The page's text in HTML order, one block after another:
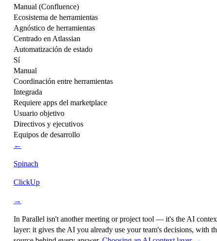
Manual (Confluence)
Ecosistema de herramientas
Agnóstico de herramientas
Centrado en Atlassian
Automatización de estado
Sí
Manual
Coordinación entre herramientas
Integrada
Requiere apps del marketplace
Usuario objetivo
Directivos y ejecutivos
Equipos de desarrollo
←
Spinach
ClickUp
→
In Parallel isn't another meeting or project tool — it's the AI
layer: it gives the AI you already use your team's decisions, with